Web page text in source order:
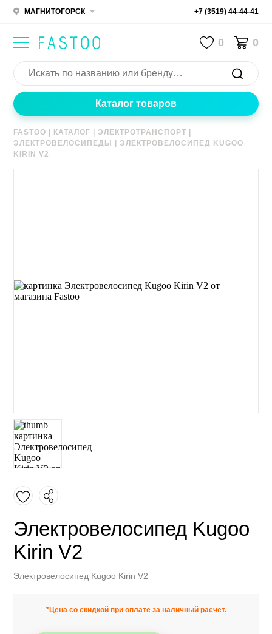
МАГНИТОГОРСК +7 (3519) 44-44-41
0 0
Каталог товаров
FASTOO КАТАЛОГ ЭЛЕКТРОТРАНСПОРТ
ЭЛЕКТРОВЕЛОСИПЕДЫ
ЭЛЕКТРОВЕЛОСИПЕД KUGOO
KIRIN V2
Электровелосипед Kugoo
Kirin V2
Электровелосипед Kugoo Kirin V2
*Цена со скидкой при оплате за наличный расчет.